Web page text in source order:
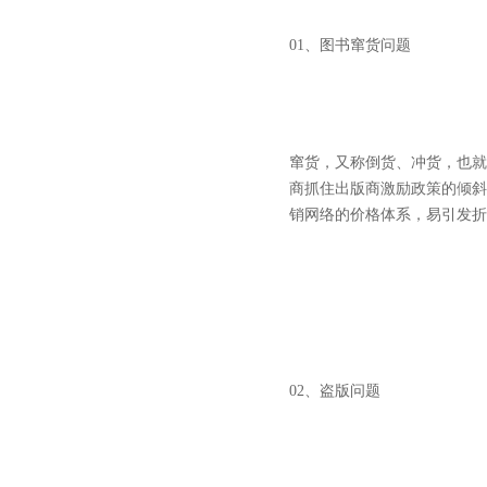
01、图书窜货问题
窜货，又称倒货、冲货，也
商抓住出版商激励政策的倾
销网络的价格体系，易引发
02、盗版问题